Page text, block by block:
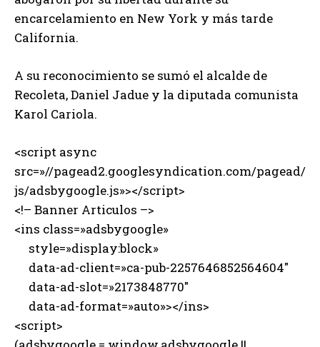
encarcelamiento en New York y más tarde
California.
A su reconocimiento se sumó el alcalde de
Recoleta, Daniel Jadue y la diputada comunista
Karol Cariola.
<script async
src=»//pagead2.googlesyndication.com/pagead/
js/adsbygoogle.js»></script>
<!– Banner Articulos –>
<ins class=»adsbygoogle»
style=»display:block»
data-ad-client=»ca-pub-2257646852564604″
data-ad-slot=»2173848770″
data-ad-format=»auto»></ins>
<script>